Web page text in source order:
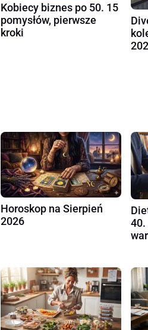
Kobiecy biznes po 50. 15
pomysłów, pierwsze
kroki
Horoskop na Sierpień
2026
40.